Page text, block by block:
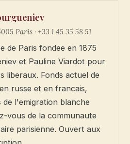
Paris · +33 1 45 35 58 51
de Paris fondee en 1875
et Pauline Viardot pour
liberaux. Fonds actuel de
russe et en francais,
de l'emigration blanche
vous de la communaute
parisienne. Ouvert aux